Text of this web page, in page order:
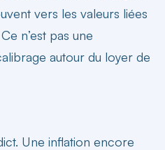
vers les valeurs liées
n’est pas une
autour du loyer de
Une inflation encore